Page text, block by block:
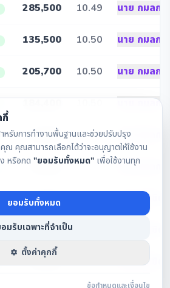
285,500 10.49 นาย กมลกฤ
135,500 10.50 นาย กมลกฤ
205,700 10.50 นาย กมลกฤ
184,400 10.50 นาย กมลกฤ
16,100 10.40 นาย กมลกฤ
43,900 10.40 นาย กมลกฤ
23,900 นาย รณชิต
222,600
94,000 นาย รณชิต
กี้
หรับการทำงานพื้นฐานและช่วยปรับปรุง
ณ คุณสามารถเลือกได้ว่าจะอนุญาตให้ใช้งาน
หรือกด "ยอมรับทั้งหมด" เพื่อใช้งานทุก
ยอมรับทั้งหมด
มรับเฉพาะที่จำเป็น
ตั้งค่าคุกกี้
ข้อกำหนดและเงื่อนไข